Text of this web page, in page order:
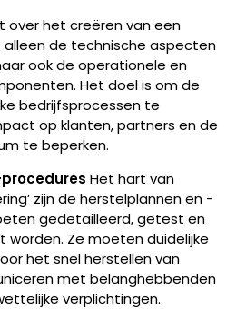
over het creëren van een
de technische aspecten
ook de operationele en
Het doel is om de
bedrijfsprocessen te
op klanten, partners en de
te beperken.
Het hart van
zijn de herstelplannen en -
gedetailleerd, getest en
worden. Ze moeten duidelijke
het snel herstellen van
met belanghebbenden
verplichtingen.